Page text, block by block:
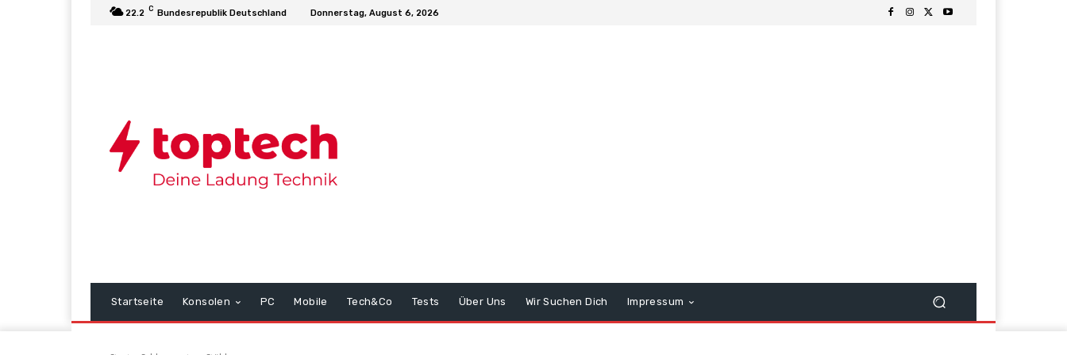
22.2 C Bundesrepublik Deutschland Donnerstag, August 6, 2026
Startseite Konsolen PC Mobile Tech&Co Tests Über Uns Wir Suchen Dich Impressum